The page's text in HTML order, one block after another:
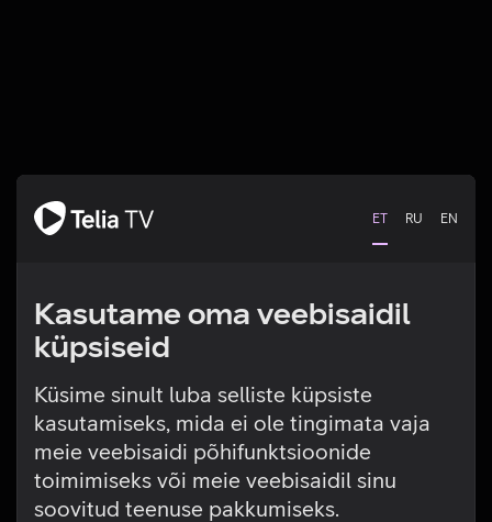
ET RU EN
Kasutame oma veebisaidil
küpsiseid
Küsime sinult luba selliste küpsiste
kasutamiseks, mida ei ole tingimata vaja
meie veebisaidi põhifunktsioonide
toimimiseks või meie veebisaidil sinu
soovitud teenuse pakkumiseks.
Tehniline viga